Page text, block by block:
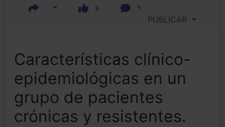
3 2
PUBLICAR
Características clínico-
epidemiológicas en un
grupo de pacientes
crónicas y resistentes.